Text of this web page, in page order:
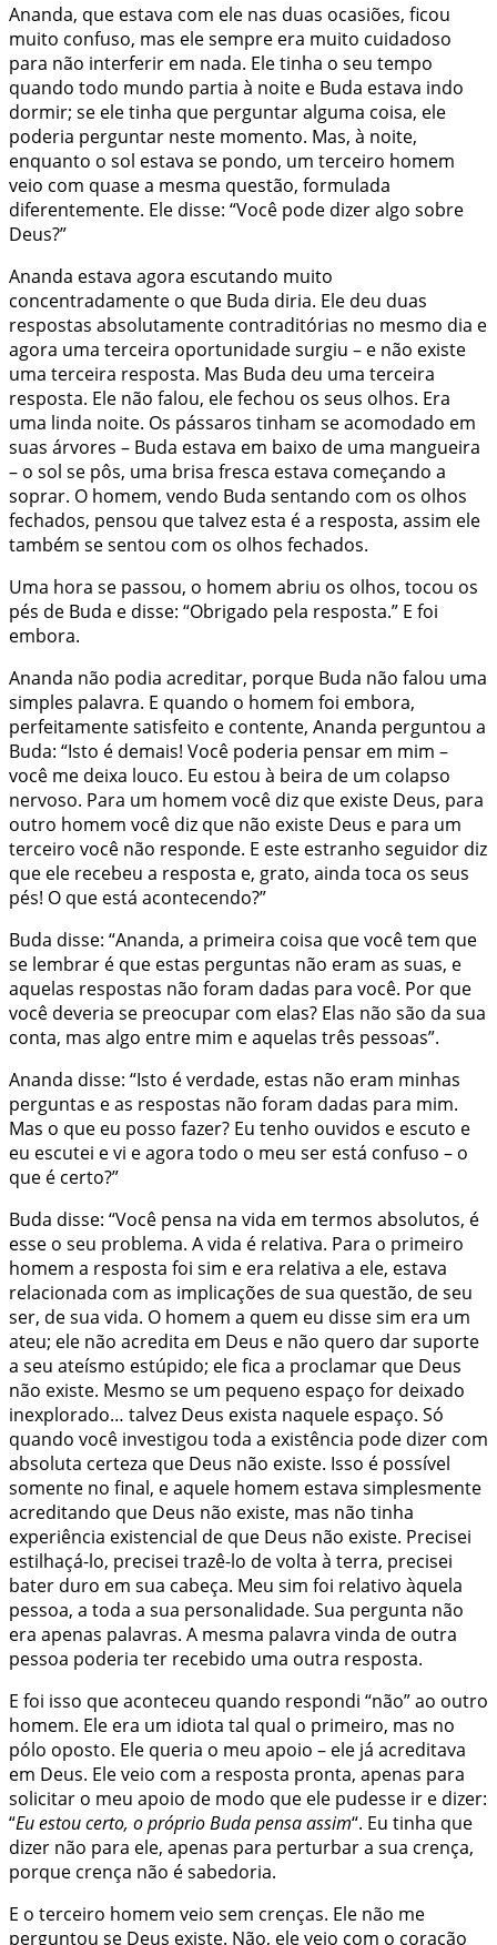
Ananda, que estava com ele nas duas ocasiões, ficou
muito confuso, mas ele sempre era muito cuidadoso
para não interferir em nada. Ele tinha o seu tempo
quando todo mundo partia à noite e Buda estava indo
dormir; se ele tinha que perguntar alguma coisa, ele
poderia perguntar neste momento. Mas, à noite,
enquanto o sol estava se pondo, um terceiro homem
veio com quase a mesma questão, formulada
diferentemente. Ele disse: “Você pode dizer algo sobre
Deus?”
Ananda estava agora escutando muito
concentradamente o que Buda diria. Ele deu duas
respostas absolutamente contraditórias no mesmo dia e
agora uma terceira oportunidade surgiu – e não existe
uma terceira resposta. Mas Buda deu uma terceira
resposta. Ele não falou, ele fechou os seus olhos. Era
uma linda noite. Os pássaros tinham se acomodado em
suas árvores – Buda estava em baixo de uma mangueira
– o sol se pôs, uma brisa fresca estava começando a
soprar. O homem, vendo Buda sentando com os olhos
fechados, pensou que talvez esta é a resposta, assim ele
também se sentou com os olhos fechados.
Uma hora se passou, o homem abriu os olhos, tocou os
pés de Buda e disse: “Obrigado pela resposta.” E foi
embora.
Ananda não podia acreditar, porque Buda não falou uma
simples palavra. E quando o homem foi embora,
perfeitamente satisfeito e contente, Ananda perguntou a
Buda: “Isto é demais! Você poderia pensar em mim –
você me deixa louco. Eu estou à beira de um colapso
nervoso. Para um homem você diz que existe Deus, para
outro homem você diz que não existe Deus e para um
terceiro você não responde. E este estranho seguidor diz
que ele recebeu a resposta e, grato, ainda toca os seus
pés! O que está acontecendo?”
Buda disse: “Ananda, a primeira coisa que você tem que
se lembrar é que estas perguntas não eram as suas, e
aquelas respostas não foram dadas para você. Por que
você deveria se preocupar com elas? Elas não são da sua
conta, mas algo entre mim e aquelas três pessoas”.
Ananda disse: “Isto é verdade, estas não eram minhas
perguntas e as respostas não foram dadas para mim.
Mas o que eu posso fazer? Eu tenho ouvidos e escuto e
eu escutei e vi e agora todo o meu ser está confuso – o
que é certo?”
Buda disse: “Você pensa na vida em termos absolutos, é
esse o seu problema. A vida é relativa. Para o primeiro
homem a resposta foi sim e era relativa a ele, estava
relacionada com as implicações de sua questão, de seu
ser, de sua vida. O homem a quem eu disse sim era um
ateu; ele não acredita em Deus e não quero dar suporte
a seu ateísmo estúpido; ele fica a proclamar que Deus
não existe. Mesmo se um pequeno espaço for deixado
inexplorado… talvez Deus exista naquele espaço. Só
quando você investigou toda a existência pode dizer com
absoluta certeza que Deus não existe. Isso é possível
somente no final, e aquele homem estava simplesmente
acreditando que Deus não existe, mas não tinha
experiência existencial de que Deus não existe. Precisei
estilhaçá-lo, precisei trazê-lo de volta à terra, precisei
bater duro em sua cabeça. Meu sim foi relativo àquela
pessoa, a toda a sua personalidade. Sua pergunta não
era apenas palavras. A mesma palavra vinda de outra
pessoa poderia ter recebido uma outra resposta.
E foi isso que aconteceu quando respondi “não” ao outro
homem. Ele era um idiota tal qual o primeiro, mas no
pólo oposto. Ele queria o meu apoio – ele já acreditava
em Deus. Ele veio com a resposta pronta, apenas para
solicitar o meu apoio de modo que ele pudesse ir e dizer:
“Eu estou certo, o próprio Buda pensa assim“. Eu tinha que
dizer não para ele, apenas para perturbar a sua crença,
porque crença não é sabedoria.
E o terceiro homem veio sem crenças. Ele não me
perguntou se Deus existe. Não, ele veio com o coração